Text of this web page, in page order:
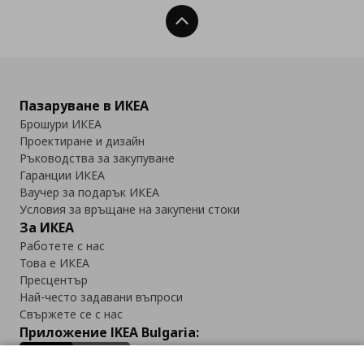
Нагоре
Пазаруване в ИКЕА
Брошури ИКЕА
Проектиране и дизайн
Ръководства за закупуване
Гаранции ИКЕА
Ваучер за подарък ИКЕА
Условия за връщане на закупени стоки
За ИКЕА
Работете с нас
Това е ИКЕА
Пресцентър
Най-често задавани въпроси
Свържете се с нас
Приложение IKEA Bulgaria: